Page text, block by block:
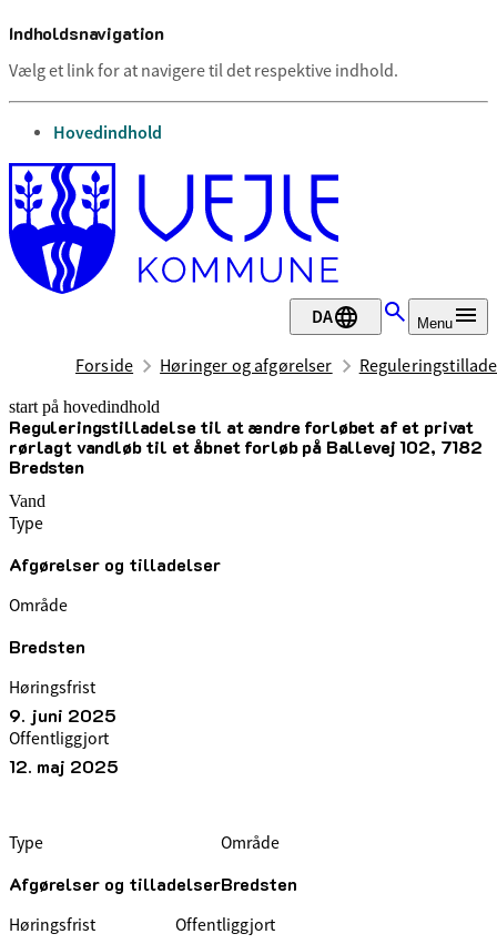
Indholdsnavigation
Vælg et link for at navigere til det respektive indhold.
gå til
Hovedindhold
DA Menu
Forside Høringer og afgørelser
start på hovedindhold
Reguleringstilladelse til at ændre forløbet af et privat
rørlagt vandløb til et åbnet forløb på Ballevej 102, 7182
Bredsten
senest opdateret 12. maj 2025
Vand
Type
Afgørelser og tilladelser
Område
Bredsten
Høringsfrist
9. juni 2025
Offentliggjort
12. maj 2025
Type
Afgørelser og tilladelser
Område
Bredsten
Høringsfrist Offentliggjort